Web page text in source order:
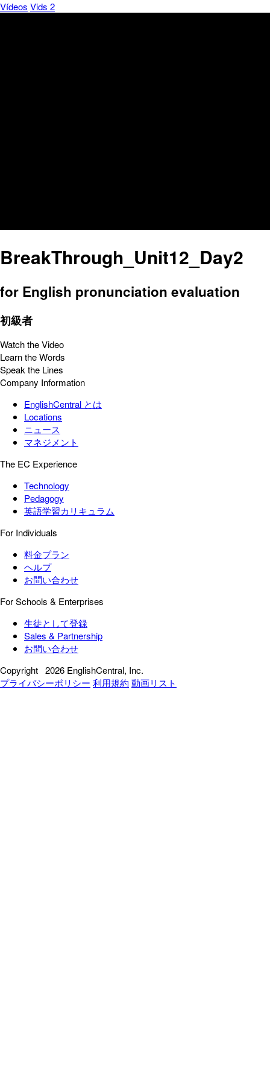
Vídeos Vids 2
BreakThrough_Unit12_Day2
for English pronunciation evaluation
初級者
Watch the Video
Learn the Words
Speak the Lines
Company Information
EnglishCentral とは
Locations
ニュース
マネジメント
The EC Experience
Technology
Pedagogy
英語学習カリキュラム
For Individuals
料金プラン
ヘルプ
お問い合わせ
For Schools & Enterprises
生徒として登録
Sales & Partnership
お問い合わせ
Copyright 2026 EnglishCentral, Inc.
プライバシーポリシー 利用規約 動画リスト